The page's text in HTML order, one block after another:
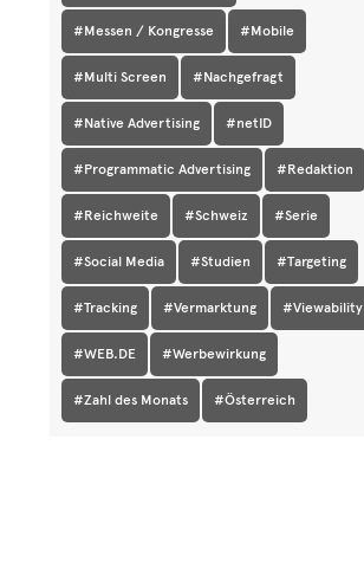
#Messen / Kongresse #Mobile
#Multi Screen #Nachgefragt
#Native Advertising #netID
#Programmatic Advertising #Redaktion
#Reichweite #Schweiz #Serie
#Social Media #Studien #Targeting
#Tracking #Vermarktung #Viewability
#WEB.DE #Werbewirkung
#Zahl des Monats #Österreich